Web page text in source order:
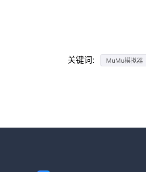
关键词: MuMu模拟器